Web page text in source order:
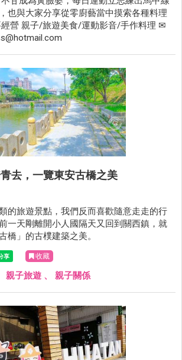
也與大家分享從零廚藝當中摸索各種料理
經營 親子/旅遊美食/運動影音/手作料理 ✉
去，一覽東安古橋之美
的旅遊景點，我們反而喜歡隨意走走的行
一天剛離開小人國隔天又回到關西鎮，就
橋」的古樸建築之美。
收藏
親子旅遊 、 親子關係